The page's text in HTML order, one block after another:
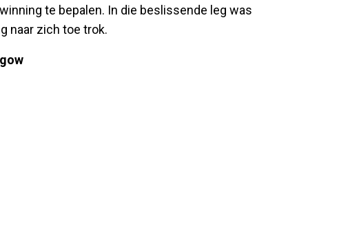
te bepalen. In die beslissende leg was
naar zich toe trok.